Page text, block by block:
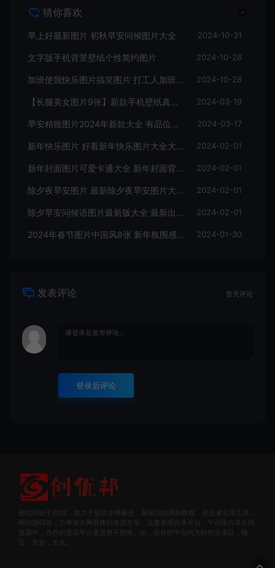
猜你喜欢
早上好最新图片 初秋早安问候图片大全 2024-10-31
文字版手机背景壁纸个性简约图片 2024-10-28
加班使我快乐图片搞笑图片 打工人加班图片表情包 2024-10-28
【长腿美女图片9张】新款手机壁纸真人美女版 2024-03-19
早安精致图片2024年新款大全 有品位的早安图片9张 2024-03-17
新年快乐图片 好看新年快乐图片大全大图 2024-02-01
新年封面图片可爱卡通大全 新年封面背景图片手机壁纸 2024-02-01
除夕夜早安图片 最新除夕夜早安图片大全 2024-02-01
除夕早安问候语图片最新版大全 最新出炉早上好图片8张 2024-02-01
2024年春节图片中国风8张 新年氛围感图片最新大全 2024-01-30
发表评论 暂无评论
登录后评论
创优邦始于2012，致力于提供全网最全，最前沿的网创教程、创业者实用工具、
网站源码等，力争做全网最棒的资源共享、流量变现共享平台。平台除共享全网
资源外，合作的变现平台更是枚不胜举。但，合作的平台均为轻创业项目，稳
定，安全，长久。